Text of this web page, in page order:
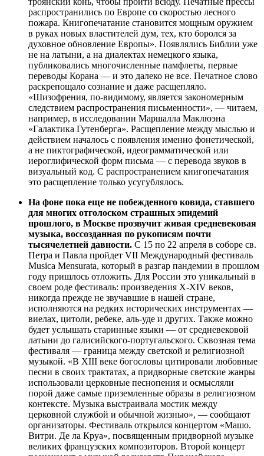
распространились по Европе со скоростью лесного
пожара. Книгопечатание становится мощным оружием
в руках новых властителей дум, тех, кто боролся за
духовное обновление Европы». Появлялись Библии уже
не на латыни, а на диалектах немецкого языка,
публиковались многочисленные памфлеты, первые
переводы Корана — и это далеко не все. Печатное слово
раскрепощало сознание и даже расщепляло.
«Шизофрения, по-видимому, является закономерным
следствием распространения письменности», — читаем,
например, в исследовании Маршалла Маклюэна
«Галактика Гутенберга». Расщепление между мыслью и
действием началось с появления именно фонетической,
а не пиктографической, идеограмматической или
иероглифической форм письма — с перевода звуков в
визуальный код. С распространением книгопечатания
это расщепление только усугублялось.
На фоне пока еще не побежденного ковида, ставшего
для многих отголоском страшных эпидемий
прошлого, в Москве прозвучит живая средневековая
музыка, воссозданная по рукописям почти
тысячелетней давности. С 15 по 22 апреля в соборе св.
Петра и Павла пройдет VII Международный фестиваль
Musica Mensurata, который в разгар пандемии в прошлом
году пришлось отложить. Для России это уникальный в
своем роде фестиваль: произведения X-XIV веков,
никогда прежде не звучавшие в нашей стране,
исполняются на редких исторических инструментах —
виелах, цитоли, ребеке, аль-уде и других. Также можно
будет услышать старинные языки — от средневековой
латыни до галисийского-португальского. Сквозная тема
фестиваля — граница между светской и религиозной
музыкой. «В XIII веке богословы цитировали любовные
песни в своих трактатах, а придворные светские жанры
использовали церковные песнопения и осмысляли
порой даже самые приземленные образы в религиозном
контексте. Музыка выстраивала мостик между
церковной службой и обычной жизнью», — сообщают
организаторы. Фестиваль открылся концертом «Машо.
Витри. Де ла Круа», посвященным придворной музыке
великих французских композиторов. Второй концерт